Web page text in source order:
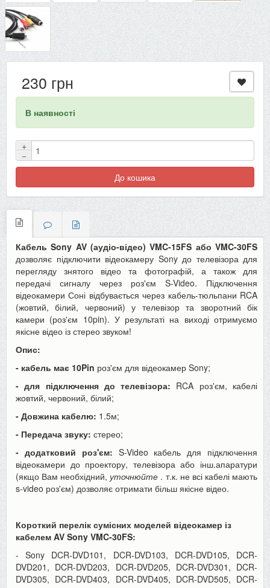
230 грн
В наявності
+
−
До кошика
Кабель Sony AV (аудіо-відео) VMC-15FS або VMC-30FS
дозволяє підключити відеокамеру Sony до телевізора для
перегляду знятого відео та фотографій, а також для
передачі сигналу через роз'єм S-Video. Підключення
відеокамери Соні відбувається через кабель-тюльпани RCA
(жовтий, білий, червоний) у телевізор та зворотний бік
камери (роз'єм 10pin). У результаті на виході отримуємо
якісне відео із стерео звуком!
Опис:
- кабель має 10Pin роз'єм для відеокамер Sony;
- для підключення до телевізора: RCA роз'єм, кабелі
жовтий, червоний, білий;
- Довжина кабелю: 1.5м;
- Передача звуку: стерео;
- додатковий роз'єм: S-Video кабель для підключення
відеокамери до проектору, телевізора або інш.апаратури
(якщо Вам необхідний,уточнюйте . т.к. не всі кабелі мають
s-video роз'єм) дозволяє отримати більш якісне відео.
Короткий перелік сумісних моделей відеокамер із
кабелем AV Sony VMC-30FS:
- Sony DCR-DVD101, DCR-DVD103, DCR-DVD105, DCR-
DVD201, DCR-DVD203, DCR-DVD205, DCR-DVD301, DCR-
DVD305, DCR-DVD403, DCR-DVD405, DCR-DVD505, DCR-